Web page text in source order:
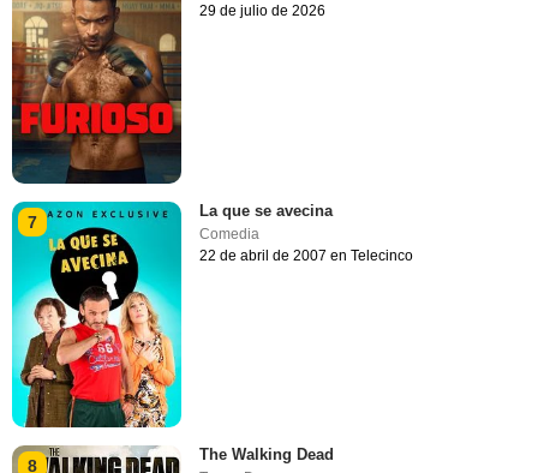
29 de julio de 2026
7
La que se avecina
Comedia
22 de abril de 2007 en Telecinco
8
The Walking Dead